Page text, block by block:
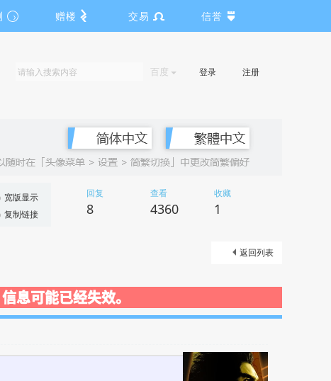
赠楼 交易 信誉
百度 登录 注册
宽版显示
复制链接
回复
8
查看
4360
收藏
1
返回列表
息可能已经失效。